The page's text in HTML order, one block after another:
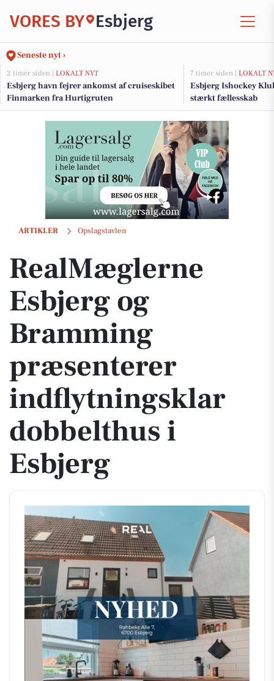
VORES BY Esbjerg
Seneste nyt ›
2 timer siden | LOKALT NYT
Esbjerg havn fejrer ankomst af cruiseskibet
Finmarken fra Hurtigruten
7 timer siden | LOKALT
Esbjerg Ishockey
stærkt fællesskab
ARTIKLER Opslagstavlen
RealMæglerne Esbjerg og Bramming præsenterer indflytningsklar
RealMæglerne
Esbjerg og
Bramming
præsenterer
indflytningsklar
dobbelthus i
Esbjerg